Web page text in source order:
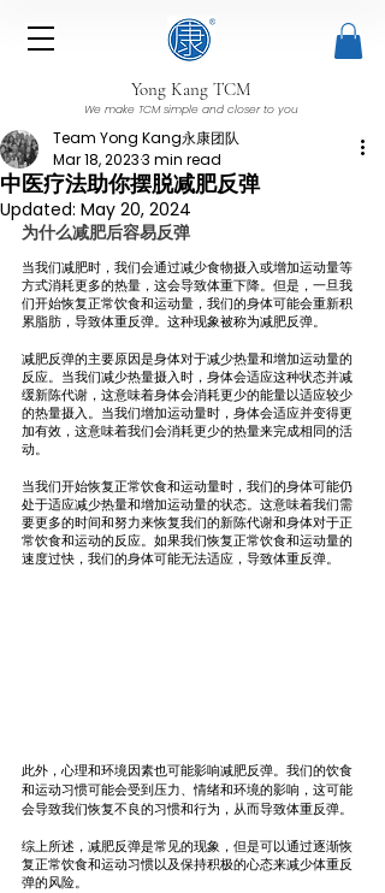
Yong Kang TCM
We make TCM simple and closer to you
中医疗法助你摆脱减肥反弹
Team Yong Kang永康团队
Mar 18, 20233 min read
Updated: May 20, 2024
为什么减肥后容易反弹
当我们减肥时，我们会通过减少食物摄入或增加运动量等
方式消耗更多的热量，这会导致体重下降。但是，一旦我
们开始恢复正常饮食和运动量，我们的身体可能会重新积
累脂肪，导致体重反弹。这种现象被称为减肥反弹。
减肥反弹的主要原因是身体对于减少热量和增加运动量的
反应。当我们减少热量摄入时，身体会适应这种状态并减
缓新陈代谢，这意味着身体会消耗更少的能量以适应较少
的热量摄入。当我们增加运动量时，身体会适应并变得更
加有效，这意味着我们会消耗更少的热量来完成相同的活
动。
当我们开始恢复正常饮食和运动量时，我们的身体可能仍
处于适应减少热量和增加运动量的状态。这意味着我们需
要更多的时间和努力来恢复我们的新陈代谢和身体对于正
常饮食和运动的反应。如果我们恢复正常饮食和运动量的
速度过快，我们的身体可能无法适应，导致体重反弹。
此外，心理和环境因素也可能影响减肥反弹。我们的饮食
和运动习惯可能会受到压力、情绪和环境的影响，这可能
会导致我们恢复不良的习惯和行为，从而导致体重反弹。
综上所述，减肥反弹是常见的现象，但是可以通过逐渐恢
复正常饮食和运动习惯以及保持积极的心态来减少体重反
弹的风险。